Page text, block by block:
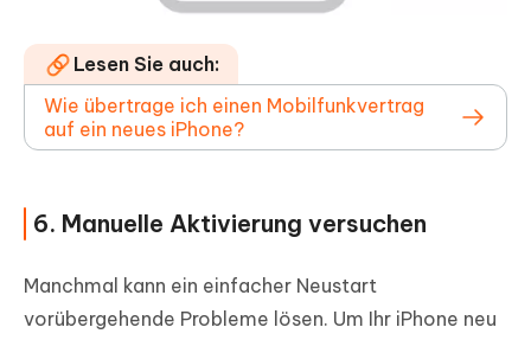
Lesen Sie auch:
Wie übertrage ich einen Mobilfunkvertrag
auf ein neues iPhone?
6. Manuelle Aktivierung versuchen
Manchmal kann ein einfacher Neustart
vorübergehende Probleme lösen. Um Ihr iPhone neu